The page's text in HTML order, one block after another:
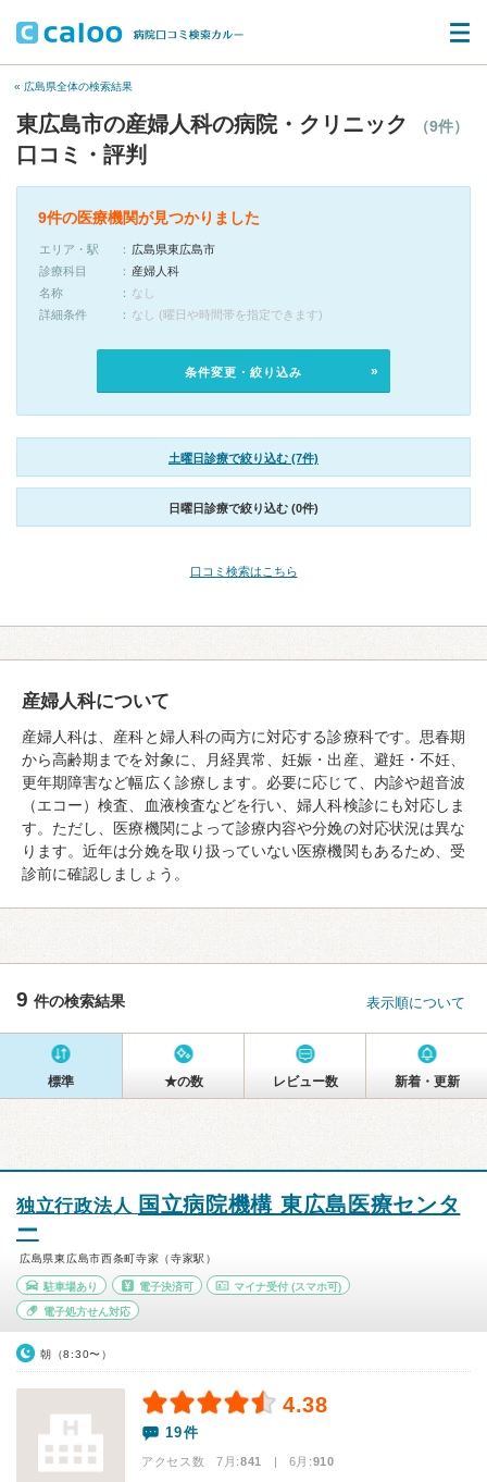
« 広島県全体の検索結果
東広島市の産婦人科の病院・クリニック （9件）
口コミ・評判
9件の医療機関が見つかりました
エリア・駅
広島県東広島市
診療科目
産婦人科
名称
なし
詳細条件
なし (曜日や時間帯を指定できます)
条件変更・絞り込み
土曜日診療で絞り込む (7件)
日曜日診療で絞り込む (0件)
口コミ検索はこちら
産婦人科について
産婦人科は、産科と婦人科の両方に対応する診療科です。思春期
から高齢期までを対象に、月経異常、妊娠・出産、避妊・不妊、
更年期障害など幅広く診療します。必要に応じて、内診や超音波
（エコー）検査、血液検査などを行い、婦人科検診にも対応しま
す。ただし、医療機関によって診療内容や分娩の対応状況は異な
ります。近年は分娩を取り扱っていない医療機関もあるため、受
診前に確認しましょう。
9 件の検索結果 表示順について
標準 ★の数 レビュー数 新着・更新
独立行政法人 国立病院機構 東広島医療センタ
ー
広島県東広島市西条町寺家（寺家駅）
駐車場あり 電子決済可 マイナ受付 (スマホ可)
電子処方せん対応
朝（8:30〜）
4.38
19件
アクセス数 7月:841 | 6月:910